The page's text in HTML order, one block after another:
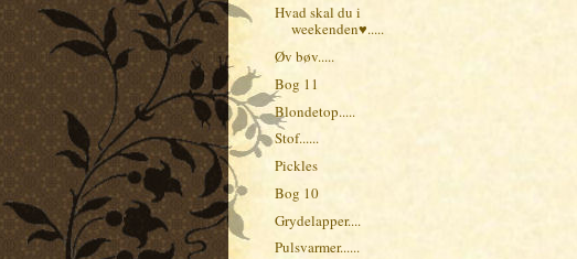
Hvad skal du i
weekenden♥.....
Øv bøv.....
Bog 11
Blondetop.....
Stof......
Pickles
Bog 10
Grydelapper....
Pulsvarmer......